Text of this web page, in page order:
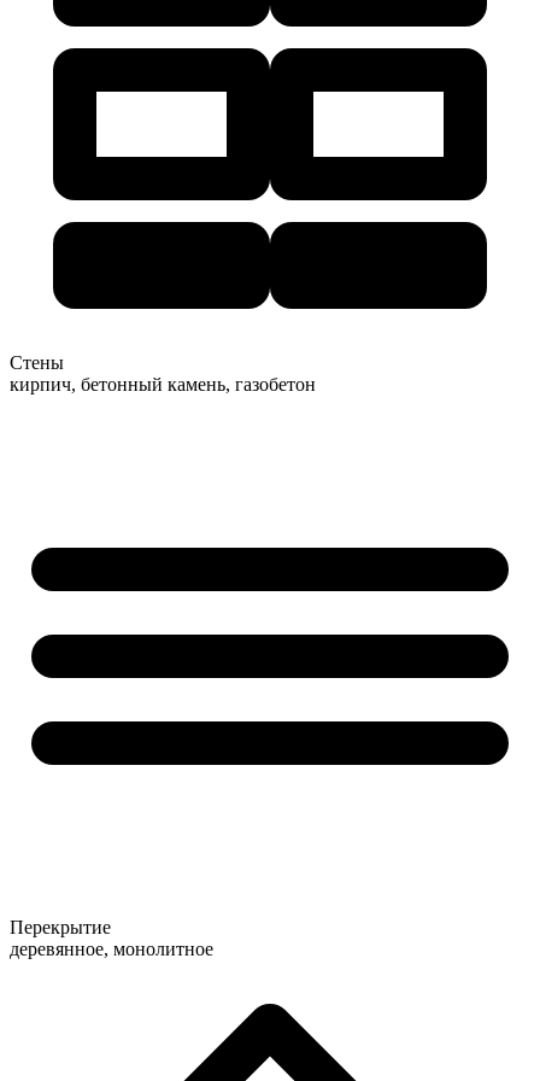
Стены
кирпич, бетонный камень, газобетон
Перекрытие
деревянное, монолитное